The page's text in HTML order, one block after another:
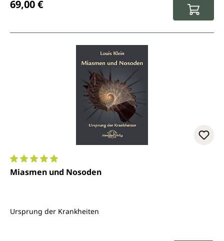
69,00 €
Durchschnittliche Bewertung von 5 von 5 Sternen
Miasmen und Nosoden
Ursprung der Krankheiten